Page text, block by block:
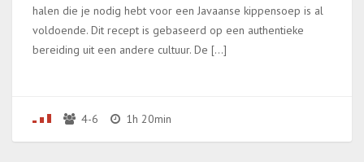
halen die je nodig hebt voor een Javaanse kippensoep is al
voldoende. Dit recept is gebaseerd op een authentieke
bereiding uit een andere cultuur. De […]
4-6 1h 20min